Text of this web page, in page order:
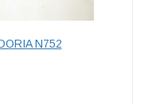
N752